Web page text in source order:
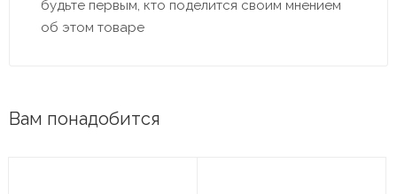
будьте первым, кто поделится своим мнением
об этом товаре
Вам понадобится